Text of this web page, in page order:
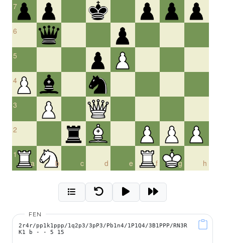
7
6
5
4
3
2
a
1
b
c d e f g h
FEN